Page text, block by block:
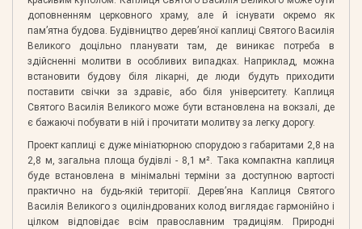
доповненням церковного храму, але й існувати окремо як
пам’ятна будова. Будівництво дерев’яної каплиці Святого Василія
Великого доцільно планувати там, де виникає потреба в
здійсненні молитви в особливих випадках. Наприклад, можна
встановити будову біля лікарні, де люди будуть приходити
поставити свічки за здравіє, або біля університету. Каплиця
Святого Василія Великого може бути встановлена на вокзалі, де
є бажаючі побувати в ній і прочитати молитву за легку дорогу.
Проект каплиці є дуже мініатюрною спорудою з габаритами 2,8 на
2,8 м, загальна площа будівлі - 8,1 м². Така компактна каплиця
буде встановлена в мінімальні терміни за доступною вартості
практично на будь-якій території. Дерев’яна Каплиця Святого
Василія Великого з оциліндрованих колод виглядає гармонійно і
цілком відповідає всім православним традиціям. Природні